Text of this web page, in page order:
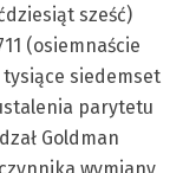
sześć)
(osiemnaście
siedemset
parytetu
Goldman